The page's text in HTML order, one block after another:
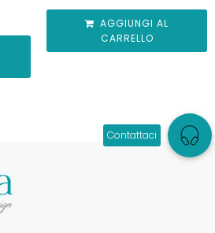
AGGIUNGI AL
CARRELLO